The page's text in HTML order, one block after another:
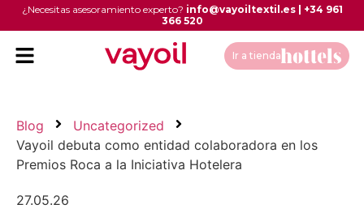
¿Necesitas asesoramiento experto? info@vayoiltextil.es| +34 961
366 520
Ir a tienda
Blog
Uncategorized
Vayoil debuta como entidad colaboradora en los
Premios Roca a la Iniciativa Hotelera
27.05.26